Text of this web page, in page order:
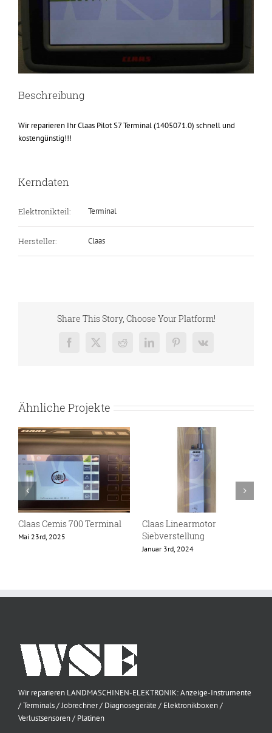
Beschreibung
Wir reparieren Ihr Claas Pilot S7 Terminal (1405071.0) schnell und
kostengünstig!!!
Kerndaten
Elektronikteil: Terminal
Hersteller: Claas
Share This Story, Choose Your Platform!
Facebook
X RedditLinkedInPinterest
Vk
Ähnliche Projekte
Claas Cemis 700 Terminal
Mai 23rd, 2025
Claas Linearmotor
Siebverstellung
Januar 3rd, 2024
Wir reparieren LANDMASCHINEN-ELEKTRONIK: Anzeige-Instrumente
/ Terminals / Jobrechner / Diagnosegeräte / Elektronikboxen /
Verlustsensoren / Platinen